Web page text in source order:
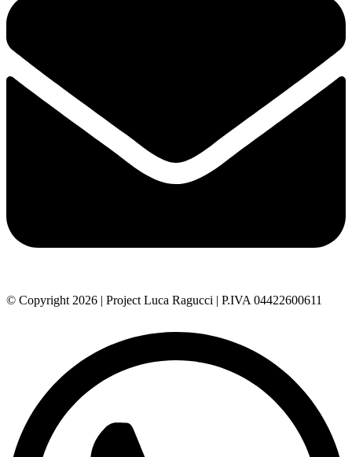
© Copyright 2026 | Project Luca Ragucci | P.IVA 04422600611